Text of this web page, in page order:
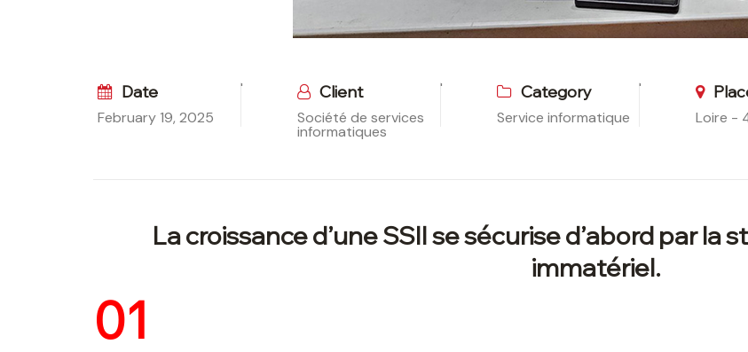
La croissance d’une SSII se sécurise d’abord par
immatériel.
01
Date
February 19, 2025
Client
Société de services
informatiques
Category
Service informatique Loire -